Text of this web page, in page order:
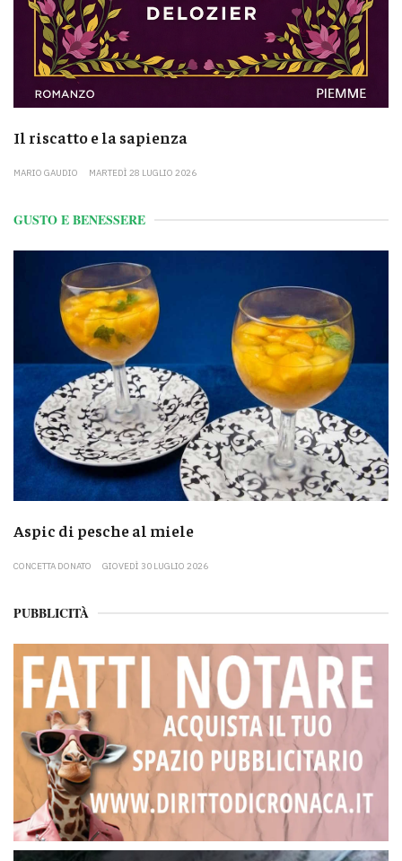
Il riscatto e la sapienza
MARIO GAUDIO MARTEDÌ 28 LUGLIO 2026
GUSTO E BENESSERE
Aspic di pesche al miele
CONCETTA DONATO GIOVEDÌ 30 LUGLIO 2026
PUBBLICITÀ